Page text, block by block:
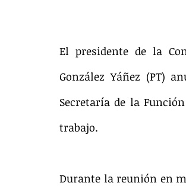
El presidente de la
González Yáñez (PT)
Secretaría de la
trabajo.
​Durante la reunión en